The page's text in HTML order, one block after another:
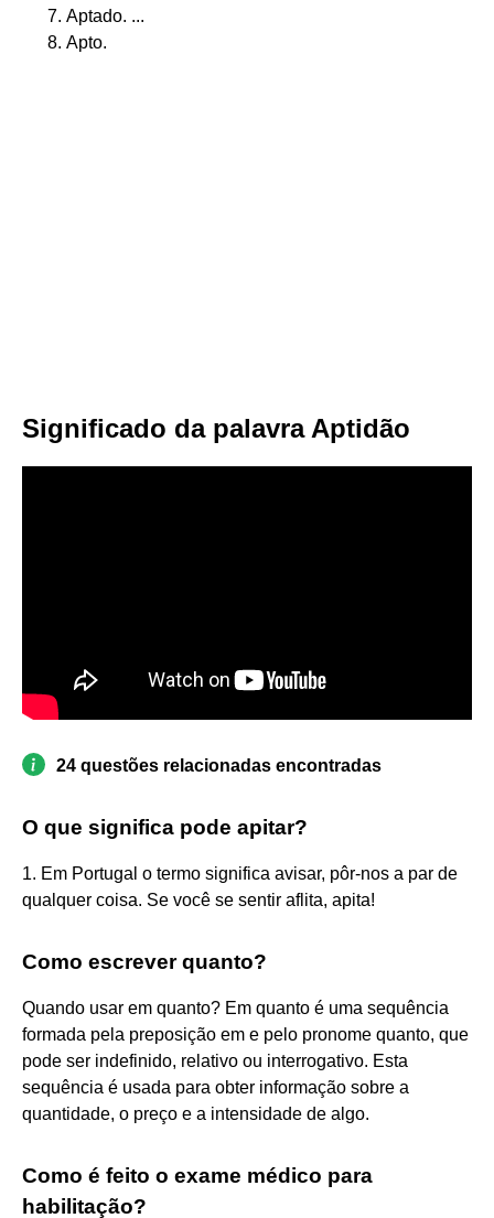
Aptado. ...
Apto.
Significado da palavra Aptidão
24 questões relacionadas encontradas
O que significa pode apitar?
1. Em Portugal o termo significa avisar, pôr-nos a par de
qualquer coisa. Se você se sentir aflita, apita!
Como escrever quanto?
Quando usar em quanto? Em quanto é uma sequência
formada pela preposição em e pelo pronome quanto, que
pode ser indefinido, relativo ou interrogativo. Esta
sequência é usada para obter informação sobre a
quantidade, o preço e a intensidade de algo.
Como é feito o exame médico para
habilitação?